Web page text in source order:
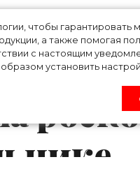
чтобы
а также помогая
с настоящим
установить